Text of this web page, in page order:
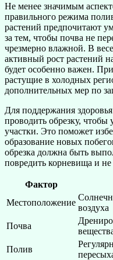
Не менее значимым
правильного режима
растений предпочитают
за тем, чтобы почва не
чрезмерно влажной. В
активный рост растений
будет особенно важен.
растущие в холодных
дополнительных мер по
Для поддержания
проводить обрезку,
участки. Это поможет
образование новых
обрезка должна быть
повредить корневища и
Фактор
Местоположение
воздуха
Почва
Полив